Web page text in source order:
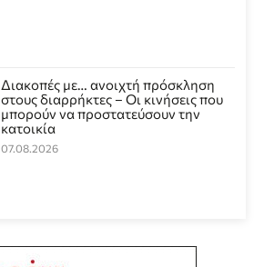
Διακοπές με… ανοιχτή πρόσκληση
στους διαρρήκτες – Οι κινήσεις που
μπορούν να προστατεύσουν την
κατοικία
07.08.2026